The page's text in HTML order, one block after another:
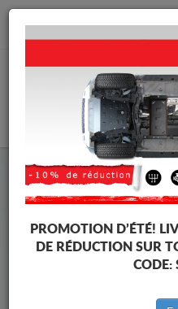
Cache Sous Moteur Peugeot
Cache Sous Moteur
Marques
PROMOTION D’ÉTÉ!
DE RÉDUCTION SUR
CODE: